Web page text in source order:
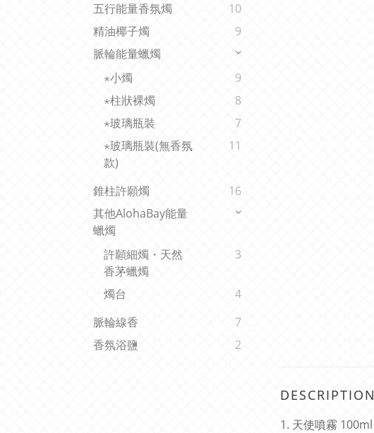
五行能量香氛燭
10
精油椰子燭
9
脈輪能量蠟燭
⋆小燭
9
⋆柱狀裸燭
8
⋆玻璃瓶裝
7
⋆玻璃瓶裝(無香氛
款)
11
錐柱許願燭
16
其他AlohaBay能量
蠟燭
許願細燭・天然
香茅蠟燭
3
燭台
4
脈輪線香
7
香氛浴鹽
2
DESCRIPTION
1. 天使噴霧 100ml